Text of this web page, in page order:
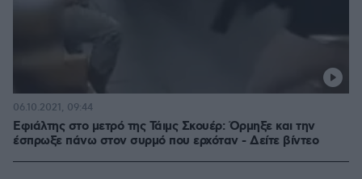
Εφιάλτης στο μετρό της Τάιμς Σκουέρ: Όρμηξε και την
έσπρωξε πάνω στον συρμό που ερχόταν - Δείτε βίντεο
06.10.2021, 09:44